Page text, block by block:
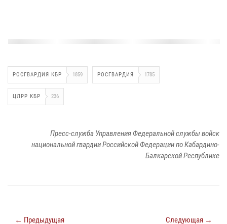
РОСГВАРДИЯ КБР 1859 РОСГВАРДИЯ 1785
ЦЛРР КБР 236
Пресс-служба Управления Федеральной службы войск
национальной гвардии Российской Федерации по Кабардино-
Балкарской Республике
← Предыдущая Следующая →